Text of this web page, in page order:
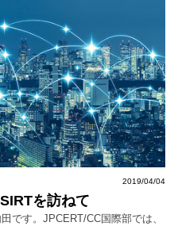
2019/04/04
を訪ねて
です。JPCERT/CC国際部では、